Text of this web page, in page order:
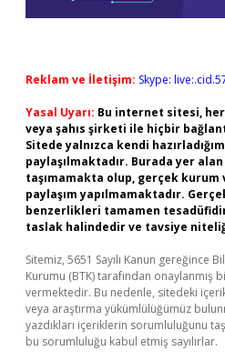
Reklam ve İletişim: Skype:
Yasal Uyarı: Bu internet sitesi,
veya şahıs şirketi ile hiçbir
Sitede yalnızca kendi
paylaşılmaktadır. Burada yer
taşımamakta olup, gerçek kurum
paylaşım yapılmamaktadır.
benzerlikleri tamamen
taslak halindedir ve tavsiye
Sitemiz, 5651 Sayılı Kanun gereğince
Kurumu (BTK) tarafından onaylanmış
vermektedir. Bu nedenle, sitedeki
veya araştırma yükümlülüğümüz
yazdıkları içeriklerin sorumluluğunu
bu sorumluluğu kabul etmiş sayılırlar.